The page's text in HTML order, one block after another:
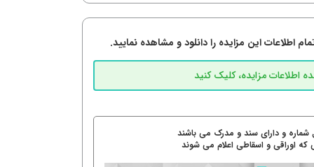
اطلاعات این مزایده را دانلود و مشاهده نمایید.
شماره و دارای سند و مدرک می باشند
که اوراقی و اسقاطی اعلام می شوند